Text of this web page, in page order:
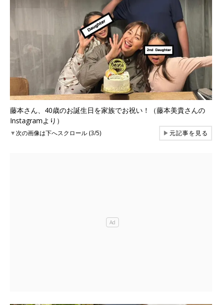
藤本さん、40歳のお誕生日を家族でお祝い！（藤本美貴さんの
Instagramより）
▼次の画像は下へスクロール (3/5) ▶元記事を見る